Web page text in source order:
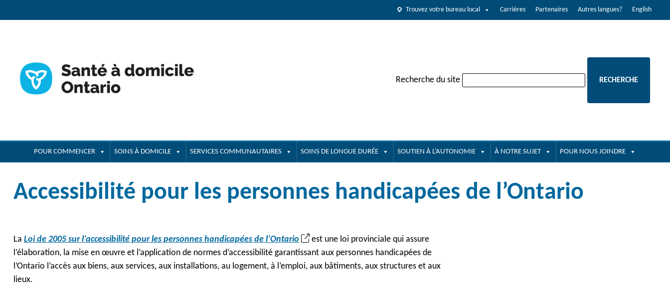
Trouvez votre bureau local Carrières Partenaires Autres langues? English
Recherche du site
POUR COMMENCER SOINS À DOMICILE SERVICES COMMUNAUTAIRES SOINS DE LONGUE DURÉE SOUTIEN À L’AUTONOMIE À NOTRE SUJET POUR NOUS JOINDRE
Accessibilité pour les personnes handicapées de l’Ontario
La Loi de 2005 sur l’accessibilité pour les personnes handicapées de l’Ontario(
S
’
est une loi provinciale qui assure
l’élaboration, la mise en œuvre et l’application de normes d’accessibilité garantissant aux personnes handicapées de
l’Ontario l’accès aux biens, aux services, aux installations, au logement, à l’emploi, aux bâtiments, aux structures et aux
lieux.